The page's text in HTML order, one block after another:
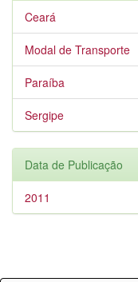
Ceará
Modal de Transporte
Paraíba
Sergipe
Data de Publicação
2011